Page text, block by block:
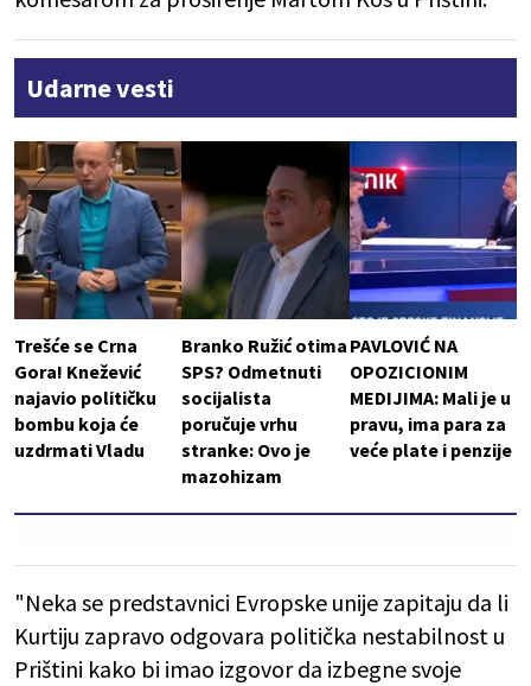
Udarne vesti
Trešće se Crna
Gora! Knežević
najavio političku
bombu koja će
uzdrmati Vladu
Branko Ružić otima
SPS? Odmetnuti
socijalista
poručuje vrhu
stranke: Ovo je
mazohizam
PAVLOVIĆ NA
OPOZICIONIM
MEDIJIMA: Mali je u
pravu, ima para za
veće plate i penzije
"Neka se predstavnici Evropske unije zapitaju da li
Kurtiju zapravo odgovara politička nestabilnost u
Prištini kako bi imao izgovor da izbegne svoje